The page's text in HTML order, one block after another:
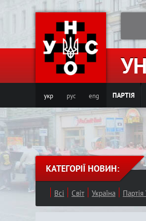
укр рус eng ПАРТІЯ
КАТЕГОРІЇ НОВИН:
Всі Світ Україна